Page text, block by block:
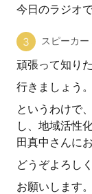
今日のラジオ
スピーカー
頑張って知り
行きましょう。
というわけで
し、地域活性
田真中さんに
どうぞよろし
お願いします。